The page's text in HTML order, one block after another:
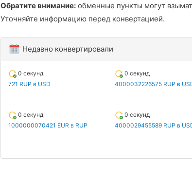
Обратите внимание: обменные пункты могут
Уточняйте информацию перед конвертацией.
Недавно конвертировали
0 секунд
721 RUP в USD
0 секунд
4000032226575 RUP в
0 секунд
1000000070421 EUR в RUP
0 секунд
4000029455589 RUP в